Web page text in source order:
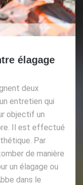
élagage
deux
entretien qui
objectif un
Il est effectué
Par
de manière
un élagage ou
dans le